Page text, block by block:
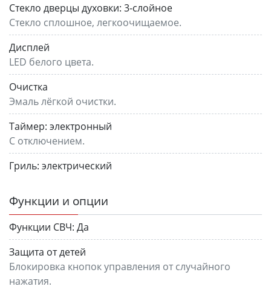
Стекло дверцы духовки: 3-слойное
Стекло сплошное, легкоочищаемое.
Дисплей
LED белого цвета.
Очистка
Эмаль лёгкой очистки.
Таймер: электронный
С отключением.
Гриль: электрический
Функции и опции
Функции СВЧ: Да
Защита от детей
Блокировка кнопок управления от случайного
нажатия.